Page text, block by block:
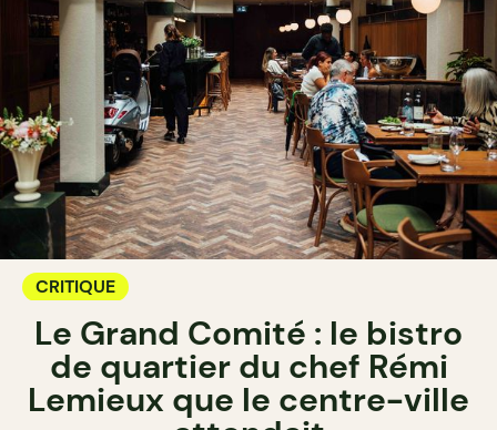
CRITIQUE
Le Grand Comité : le bistro
de quartier du chef Rémi
Lemieux que le centre-ville